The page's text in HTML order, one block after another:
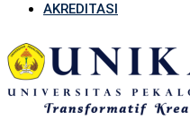
AKREDITASI